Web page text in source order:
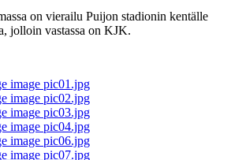
on vierailu Puijon stadionin kentälle
jolloin vastassa on KJK.